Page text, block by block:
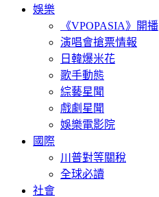
娛樂
《VPOPASIA》開播
演唱會搶票情報
日韓爆米花
歌手動態
綜藝星聞
戲劇星聞
娛樂電影院
國際
川普對等關稅
全球必讀
社會